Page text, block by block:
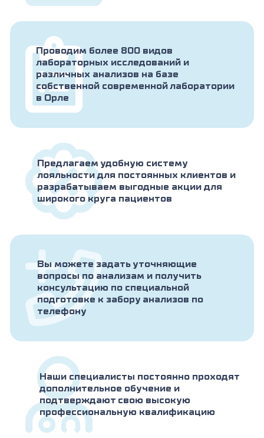
Проводим более 800 видов
лабораторных исследований и
различных анализов на базе
собственной современной лаборатории
в Орле
Предлагаем удобную систему
лояльности для постоянных клиентов и
разрабатываем выгодные акции для
широкого круга пациентов
Вы можете задать уточняющие
вопросы по анализам и получить
консультацию по специальной
подготовке к забору анализов по
телефону
Наши специалисты постоянно проходят
дополнительное обучение и
подтверждают свою высокую
профессиональную квалификацию